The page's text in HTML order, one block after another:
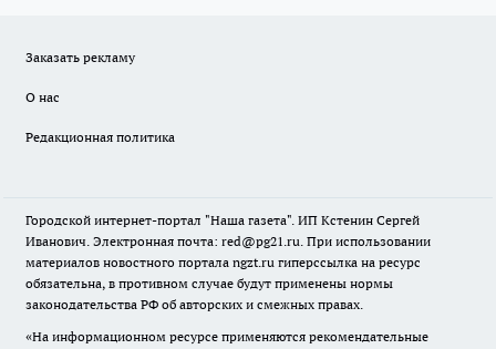
Заказать рекламу
О нас
Редакционная политика
Городской интернет-портал "Наша газета". ИП Кстенин Сергей
Иванович. Электронная почта: red@pg21.ru. При использовании
материалов новостного портала ngzt.ru гиперссылка на ресурс
обязательна, в противном случае будут применены нормы
законодательства РФ об авторских и смежных правах.
«На информационном ресурсе применяются рекомендательные